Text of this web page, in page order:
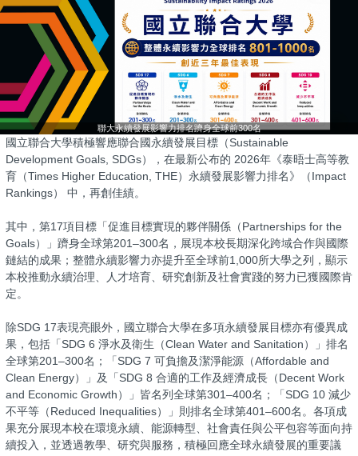
聯大永續發展影響力排名躋身全球前300名
國立聯合大學積極響應聯合國永續發展目標（Sustainable
Development Goals, SDGs），在最新公布的 2026年《泰晤士高等教
育（Times Higher Education, THE）永續發展影響力排名》（Impact
Rankings） 中，再創佳績。
其中，第17項目標「促進目標實現的夥伴關係（Partnerships for the
Goals）」躋身全球第201–300名，展現本校長期深化跨域合作與國際
鏈結的成果；整體永續影響力亦提升至全球前1,000所大學之列，顯示
本校推動永續治理、人才培育、研究創新及社會實踐的努力已獲國際肯
定。
除SDG 17表現亮眼外，國立聯合大學在多項永續發展目標亦有優異成
果，包括「SDG 6 淨水及衛生（Clean Water and Sanitation）」排名
全球第201–300名；「SDG 7 可負擔及潔淨能源（Affordable and
Clean Energy）」及「SDG 8 合適的工作及經濟成長（Decent Work
and Economic Growth）」皆名列全球第301–400名；「SDG 10 減少
不平等（Reduced Inequalities）」則排名全球第401–600名。各項成
果充分展現本校在環境永續、能源轉型、社會責任與公平包容等面向持
續投入，並透過教學、研究與服務，積極回應全球永續發展的重要議